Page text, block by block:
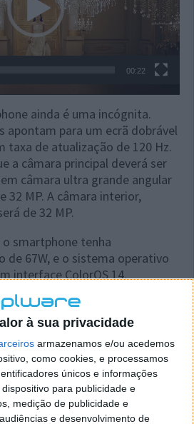
à sua privacidade
armazenamos e/ou acedemos
como cookies, e processamos
únicos e informações
para publicidade e
medição de publicidade e
e desenvolvimento de
00:22
ainda é uma incógnita.
apontam para um ecrã dobrável
taxa de atualização de 120 Hz.
a câmara principal deverá ser
câmara ultra grande angular
32 MP. A câmara interior,
de 32 MP.
o smartphone tenha
de 67W, e o sistema operativo
interface ColorOS 14.